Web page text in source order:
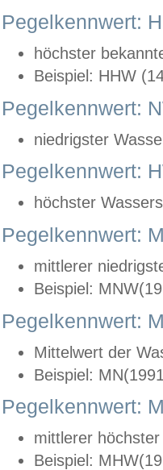
Pegelkennwert:
höchster
Beispiel: HHW
Pegelkennwert:
niedrigster
Pegelkennwert:
höchster
Pegelkennwert:
mittlerer
Beispiel:
Pegelkennwert:
Mittelwert der
Beispiel:
Pegelkennwert:
mittlerer
Beispiel: